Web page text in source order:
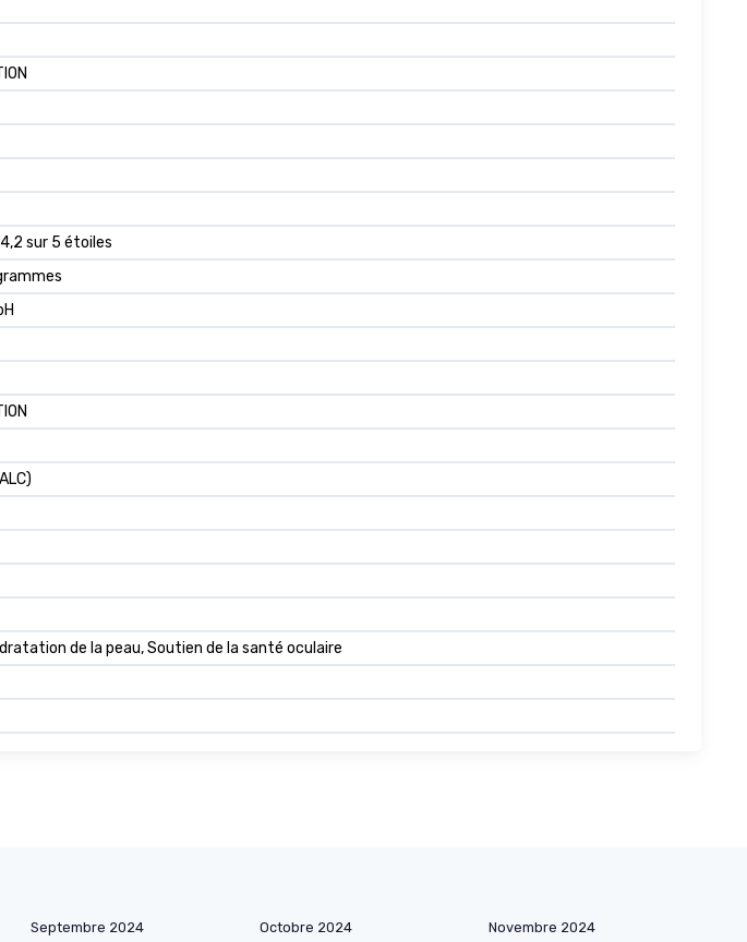
sur 5 étoiles
de la peau, Soutien de la santé oculaire
Septembre 2024 Octobre 2024
Novembre 2024